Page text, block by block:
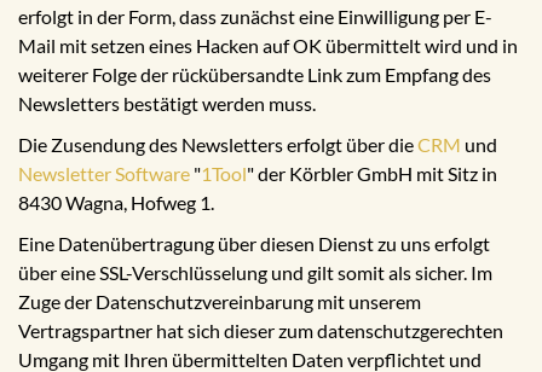
erfolgt in der Form, dass zunächst eine Einwilligung per E-
Mail mit setzen eines Hacken auf OK übermittelt wird und in
weiterer Folge der rückübersandte Link zum Empfang des
Newsletters bestätigt werden muss.
Die Zusendung des Newsletters erfolgt über dieCRM und
Newsletter Software "1Tool" der Körbler GmbH mit Sitz in
8430 Wagna, Hofweg 1.
Eine Datenübertragung über diesen Dienst zu uns erfolgt
über eine SSL-Verschlüsselung und gilt somit als sicher. Im
Zuge der Datenschutzvereinbarung mit unserem
Vertragspartner hat sich dieser zum datenschutzgerechten
Umgang mit Ihren übermittelten Daten verpflichtet und